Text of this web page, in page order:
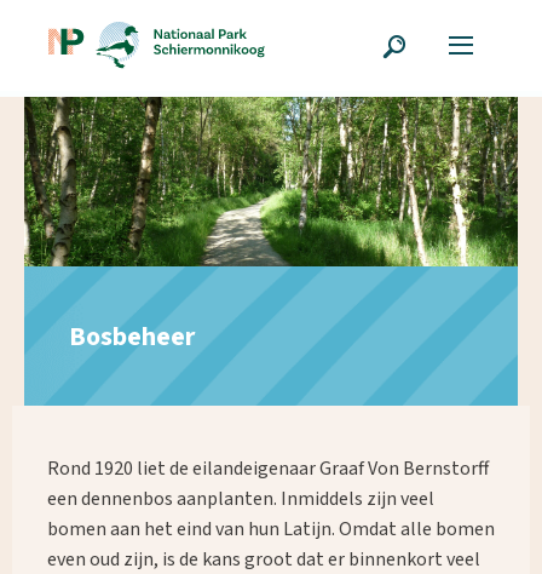
Bosbeheer
Rond 1920 liet de eilandeigenaar Graaf Von Bernstorff
een dennenbos aanplanten. Inmiddels zijn veel
bomen aan het eind van hun Latijn. Omdat alle bomen
even oud zijn, is de kans groot dat er binnenkort veel